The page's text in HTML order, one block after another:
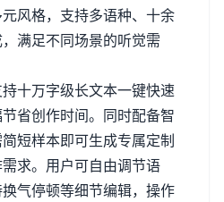
风格，支持多语种、十余
满足不同场景的听觉需
十万字级长文本一键快速
省创作时间。同时配备智
短样本即可生成专属定制
求。用户可自由调节语
气停顿等细节编辑，操作